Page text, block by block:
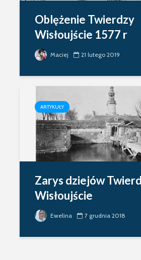
Oblężenie Twierdzy
Wisłoujście 1577 r
Maciej 21 lutego 2019
ARTYKUŁY
Zarys dziejów
Wisłoujście
Ewelina 7 grudnia 2018